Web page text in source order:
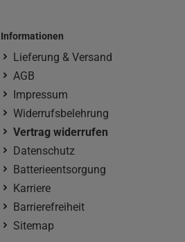
Informationen
Lieferung & Versand
AGB
Impressum
Widerrufsbelehrung
Vertrag widerrufen
Datenschutz
Batterieentsorgung
Karriere
Barrierefreiheit
Sitemap